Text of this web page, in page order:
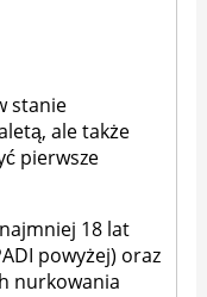
stanie
ale także
pierwsze
18 lat
powyżej) oraz
nurkowania